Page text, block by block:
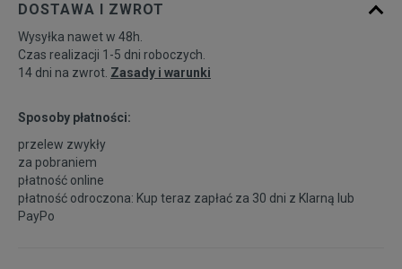
DOSTAWA I ZWROT
Wysyłka nawet w 48h.
Czas realizacji 1-5 dni roboczych.
14 dni na zwrot. Zasady i warunki
Sposoby płatności:
przelew zwykły
za pobraniem
płatność online
płatność odroczona: Kup teraz zapłać za 30 dni z Klarną lub
PayPo